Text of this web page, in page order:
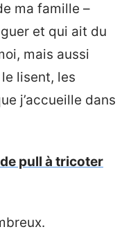
ma famille –
et qui ait du
mais aussi
lisent, les
j’accueille dans
pull à tricoter